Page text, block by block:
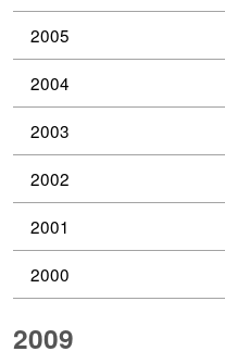
2005
2004
2003
2002
2001
2000
2009